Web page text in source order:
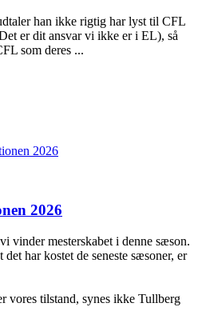
han ikke rigtig har lyst til CFL
er dit ansvar vi ikke er i EL), så
som deres ...
2026
2026
vinder mesterskabet i denne sæson.
har kostet de seneste sæsoner, er
vores tilstand, synes ikke Tullberg